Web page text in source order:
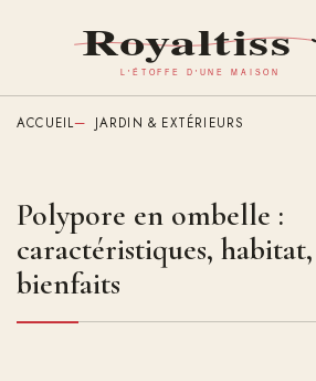
ACCUEIL JARDIN & EXTÉRIEURS
Polypore en ombelle :
caractéristiques, habitat,
bienfaits